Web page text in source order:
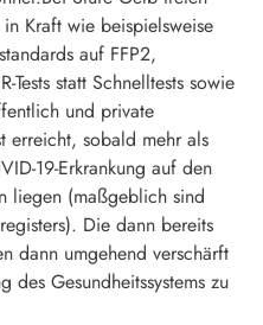
Kraft wie beispielsweise
auf FFP2,
Tests statt Schnelltests sowie
und private
erreicht, sobald mehr als
19-Erkrankung auf den
liegen (maßgeblich sind
Die dann bereits
dann umgehend verschärft
des Gesundheitssystems zu